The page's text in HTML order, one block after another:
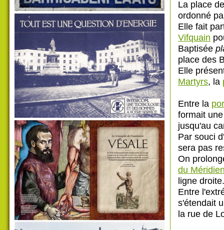
La place
ordonné
Elle fait
Vifquain
Baptisée
place des
Elle
Martyrs, la
Entre la
formait
jusqu'au
Par souci
sera pas
On
du
ligne droite.
Entre
s'étendait
la rue de